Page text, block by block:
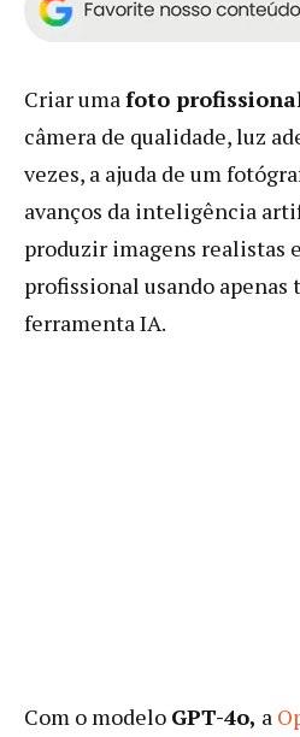
Criar umafoto
câmera de qualidade, luz
vezes, a ajuda de um
avanços da inteligência
produzir imagens realistas
profissional usando apenas
ferramenta IA.
Com o modelo GPT-4o, a